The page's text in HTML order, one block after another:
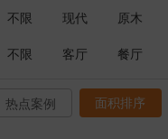
不限 现代 原木
不限 客厅 餐厅
热点案例 面积排序